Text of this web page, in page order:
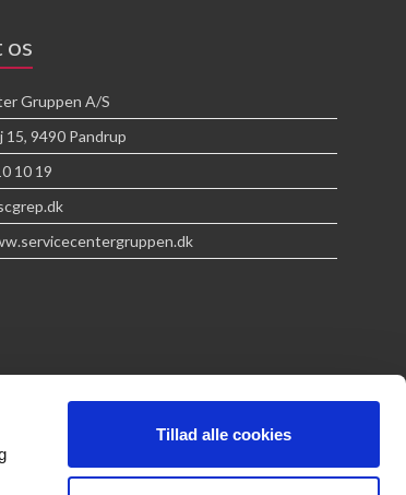
Tillad alle cookies
os
Gruppen A/S
15, 9490 Pandrup
10 19